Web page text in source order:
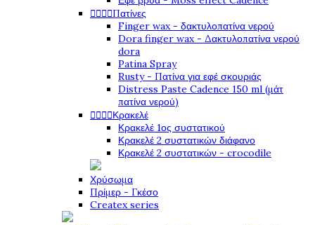
Πατίνες
Finger wax - δακτυλοπατίνα νερού
Dora finger wax - Δακτυλοπατίνα νερού
dora
Patina Spray
Rusty - Πατίνα για εφέ σκουριάς
Distress Paste Cadence 150 ml (μάτ
πατίνα νερού)
Κρακελέ
Κρακελέ 1ος συστατικού
Κρακελέ 2 συστατικών διάφανο
Κρακελέ 2 συστατικών - crocodile
Χρύσωμα
Πρίμερ - Γκέσο
Createx series